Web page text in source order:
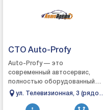
СТО Auto-Profy
Auto-Profy — это
современный автосервис,
полностью оборудованный
для выполнения всего спектра
ул. Телевизионная, 3 (рядом
с телевышкой - правый